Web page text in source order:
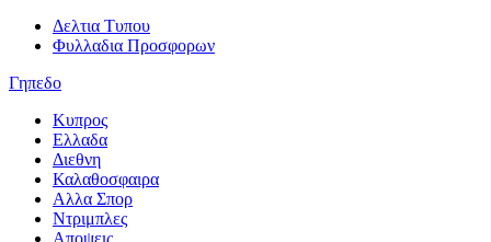
Δελτια Τυπου
Φυλλαδια Προσφορων
Γηπεδο
Κυπρος
Ελλαδα
Διεθνη
Καλαθοσφαιρα
Αλλα Σπορ
Ντριμπλες